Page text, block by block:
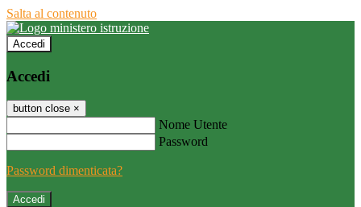
Salta al contenuto
Accedi
Accedi
button close ×
Nome Utente
Password
Password dimenticata?